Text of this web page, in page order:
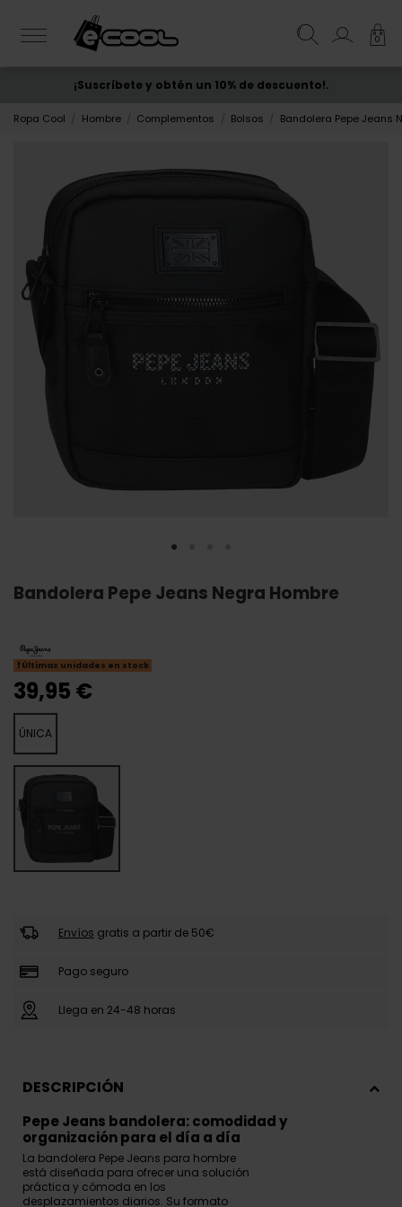
0
ENVÍO GRATIS desde 50€
¡Suscríbete y obtén un 10% de descuento!.
Ropa Cool Hombre Complementos Bolsos Bandolera Pepe Jeans
Bandolera Pepe Jeans Negra Hombre
Últimas unidades en stock
39,95 €
ÚNICA
Envíos gratis a partir de 50€
Pago seguro
Llega en 24-48 horas
DESCRIPCIÓN
Pepe Jeans bandolera: comodidad y
organización para el día a día
La bandolera Pepe Jeans para hombre
está diseñada para ofrecer una solución
práctica y cómoda en los
desplazamientos diarios. Su formato